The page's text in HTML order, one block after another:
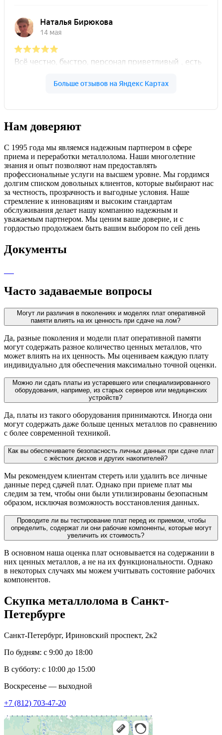
Нам доверяют
С 1995 года мы являемся надежным партнером в сфере
приема и переработки металлолома. Наши многолетние
знания и опыт позволяют нам предоставлять
профессиональные услуги на высшем уровне. Мы гордимся
долгим списком довольных клиентов, которые выбирают нас
за честность, прозрачность и выгодные условия. Наше
стремление к инновациям и высоким стандартам
обслуживания делает нашу компанию надежным и
уважаемым партнером. Мы ценим ваше доверие, и с
гордостью продолжаем быть вашим выбором по сей день
Документы
Часто задаваемые вопросы
Могут ли различия в поколениях и моделях плат оперативной
памяти влиять на их ценность при сдаче на лом?
Да, разные поколения и модели плат оперативной памяти
могут содержать разное количество ценных металлов, что
может влиять на их ценность. Мы оцениваем каждую плату
индивидуально для обеспечения максимально точной оценки.
Можно ли сдать платы из устаревшего или специализированного
оборудования, например, из старых серверов или медицинских
устройств?
Да, платы из такого оборудования принимаются. Иногда они
могут содержать даже больше ценных металлов по сравнению
с более современной техникой.
Как вы обеспечиваете безопасность личных данных при сдаче плат
с жёстких дисков и других накопителей?
Мы рекомендуем клиентам стереть или удалить все личные
данные перед сдачей плат. Однако при приеме плат мы
следим за тем, чтобы они были утилизированы безопасным
образом, исключая возможность восстановления данных.
Проводите ли вы тестирование плат перед их приемом, чтобы
определить, содержат ли они рабочие компоненты, которые могут
увеличить их стоимость?
В основном наша оценка плат основывается на содержании в
них ценных металлов, а не на их функциональности. Однако
в некоторых случаях мы можем учитывать состояние рабочих
компонентов.
Скупка металлолома в Санкт-
Петербурге
Санкт-Петербург, Ириновский проспект, 2к2
По будням: с 9:00 до 18:00
В субботу: с 10:00 до 15:00
Воскресенье — выходной
+7 (812) 703-47-20